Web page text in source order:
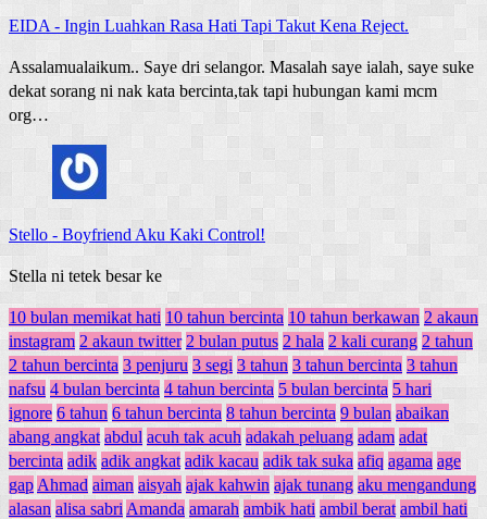
EIDA - Ingin Luahkan Rasa Hati Tapi Takut Kena Reject.
Assalamualaikum.. Saye dri selangor. Masalah saye ialah, saye suke
dekat sorang ni nak kata bercinta,tak tapi hubungan kami mcm
org…
Stello - Boyfriend Aku Kaki Control!
Stella ni tetek besar ke
10 bulan memikat hati 10 tahun bercinta 10 tahun berkawan 2 akaun
instagram 2 akaun twitter 2 bulan putus 2 hala 2 kali curang 2 tahun
2 tahun bercinta 3 penjuru 3 segi 3 tahun 3 tahun bercinta 3 tahun
nafsu 4 bulan bercinta 4 tahun bercinta 5 bulan bercinta 5 hari
ignore 6 tahun 6 tahun bercinta 8 tahun bercinta 9 bulan abaikan
abang angkat abdul acuh tak acuh adakah peluang adam adat
bercinta adik adik angkat adik kacau adik tak suka afiq agama age
gap Ahmad aiman aisyah ajak kahwin ajak tunang aku mengandung
alasan alisa sabri Amanda amarah ambik hati ambil berat ambil hati